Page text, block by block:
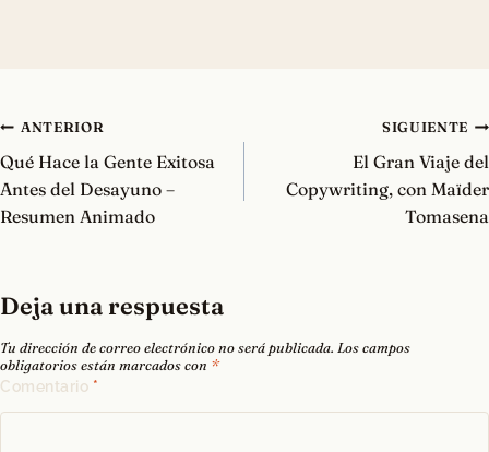
Navegación
de
entradas
ANTERIOR
Qué Hace la Gente Exitosa
Antes del Desayuno –
Resumen Animado
SIGUIENTE
El Gran Viaje del
Copywriting, con Maïder
Tomasena
Deja una respuesta
Tu dirección de correo electrónico no será publicada. Los campos
obligatorios están marcados con *
Comentario *